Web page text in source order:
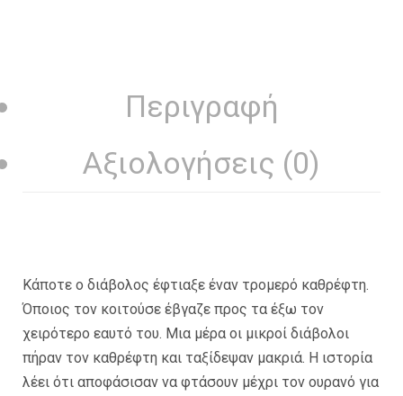
Περιγραφή
Αξιολογήσεις (0)
Κάποτε ο διάβολος έφτιαξε έναν τρομερό καθρέφτη.
Όποιος τον κοιτούσε έβγαζε προς τα έξω τον
χειρότερο εαυτό του. Μια μέρα οι μικροί διάβολοι
πήραν τον καθρέφτη και ταξίδεψαν μακριά. Η ιστορία
λέει ότι αποφάσισαν να φτάσουν μέχρι τον ουρανό για